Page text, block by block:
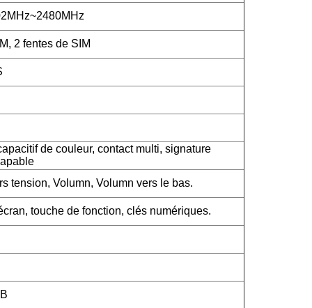
2 fentes de SIM
de couleur, contact multi, signature
tension, Volumn, Volumn vers le bas.
touche de fonction, clés numériques.